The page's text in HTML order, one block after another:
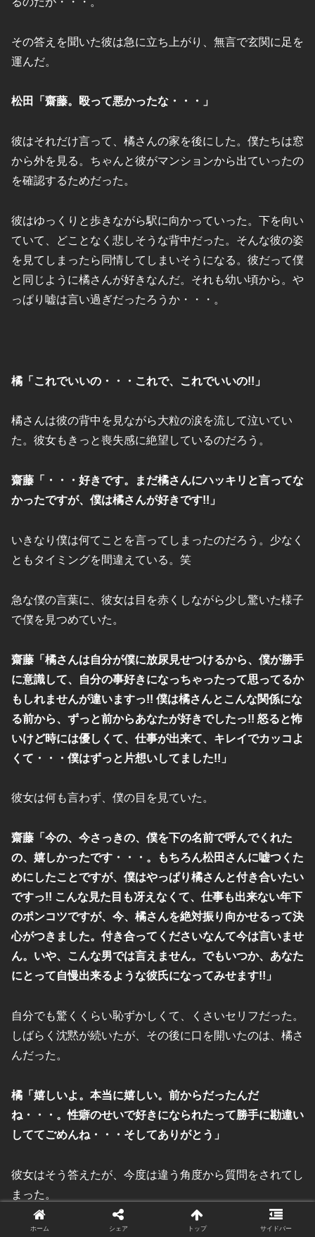
その答えを聞いた彼は急に立ち上がり、無言で玄関に足を
運んだ。
松田「齋藤。殴って悪かったな・・・」
彼はそれだけ言って、橘さんの家を後にした。僕たちは窓
から外を見る。ちゃんと彼がマンションから出ていったの
を確認するためだった。
彼はゆっくりと歩きながら駅に向かっていった。下を向い
ていて、どことなく悲しそうな背中だった。そんな彼の姿
を見てしまったら同情してしまいそうになる。彼だって僕
と同じように橘さんが好きなんだ。それも幼い頃から。や
っぱり嘘は言い過ぎだったろうか・・・。
橘「これでいいの・・・これで、これでいいの!!」
橘さんは彼の背中を見ながら大粒の涙を流して泣いてい
た。彼女もきっと喪失感に絶望しているのだろう。
齋藤「・・・好きです。まだ橘さんにハッキリと言ってな
かったですが、僕は橘さんが好きです!!」
いきなり僕は何てことを言ってしまったのだろう。少なく
ともタイミングを間違えている。笑
急な僕の言葉に、彼女は目を赤くしながら少し驚いた様子
で僕を見つめていた。
齋藤「橘さんは自分が僕に放尿見せつけるから、僕が勝手
に意識して、自分の事好きになっちゃったって思ってるか
もしれませんが違いますっ!! 僕は橘さんとこんな関係にな
る前から、ずっと前からあなたが好きでしたっ!! 怒ると怖
いけど時には優しくて、仕事が出来て、キレイでカッコよ
くて・・・僕はずっと片想いしてました!!」
彼女は何も言わず、僕の目を見ていた。
齋藤「今の、今さっきの、僕を下の名前で呼んでくれた
の、嬉しかったです・・・。もちろん松田さんに嘘つくた
めにしたことですが、僕はやっぱり橘さんと付き合いたい
ですっ!! こんな見た目も冴えなくて、仕事も出来ない年下
のポンコツですが、今、橘さんを絶対振り向かせるって決
心がつきました。付き合ってくださいなんて今は言いませ
ん。いや、こんな男では言えません。でもいつか、あなた
にとって自慢出来るような彼氏になってみせます!!」
自分でも驚くくらい恥ずかしくて、くさいセリフだった。
しばらく沈黙が続いたが、その後に口を開いたのは、橘さ
んだった。
橘「嬉しいよ。本当に嬉しい。前からだったんだ
ね・・・。性癖のせいで好きになられたって勝手に勘違い
しててごめんね・・・そしてありがとう」
彼女はそう答えたが、今度は違う角度から質問をされてし
まった。
橘「でも、いつか自慢出来る彼氏になるっていつまでの話
ホーム シェア トップ サイドバー